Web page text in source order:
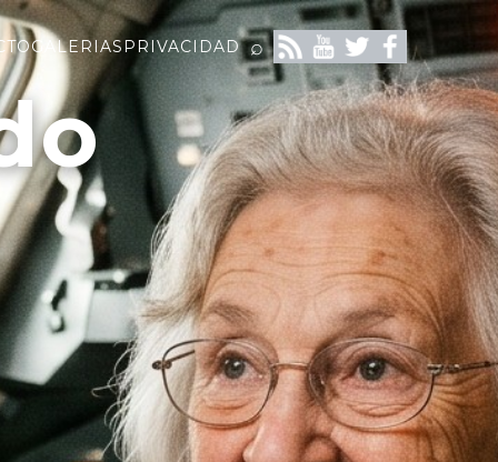
GALERIASPRIVACIDAD ⌕